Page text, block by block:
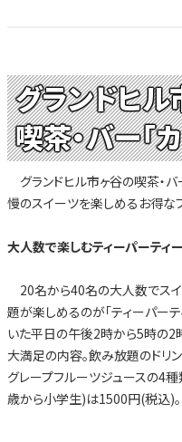
グランドヒル
喫茶・バー「
グランドヒル市ヶ谷の喫茶・バ
慢のスイーツを楽しめるお得な
大人数で楽しむティーパーティ
20名から40名の大人数でスイ
題が楽しめるのが「ティーパー
いた平日の午後2時から5時の2
大満足の内容。飲み放題のドリン
グレープフルーツジュースの4
歳から小学生)は1500円(税込)